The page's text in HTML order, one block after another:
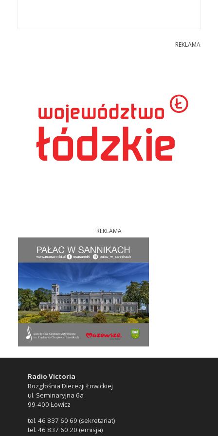
REKLAMA
REKLAMA
Radio Victoria
Rozgłośnia Diecezji Łowickiej
ul. Seminaryjna 6a
99-400 Łowicz
tel. 46 837 60 69 (sekretariat)
tel. 46 837 60 20 (emisja)